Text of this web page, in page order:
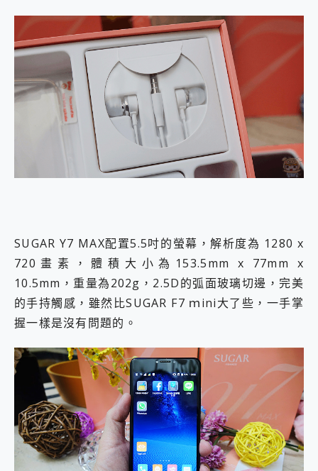
SUGAR Y7 MAX配置5.5吋的螢幕，解析度為 1280 x
720畫素，體積大小為153.5mm x 77mm x
10.5mm，重量為202g，2.5D的弧面玻璃切邊，完美
的手持觸感，雖然比SUGAR F7 ｍini大了些，一手掌
握一樣是沒有問題的。